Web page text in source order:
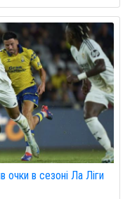
очки в сезоні Ла Ліги